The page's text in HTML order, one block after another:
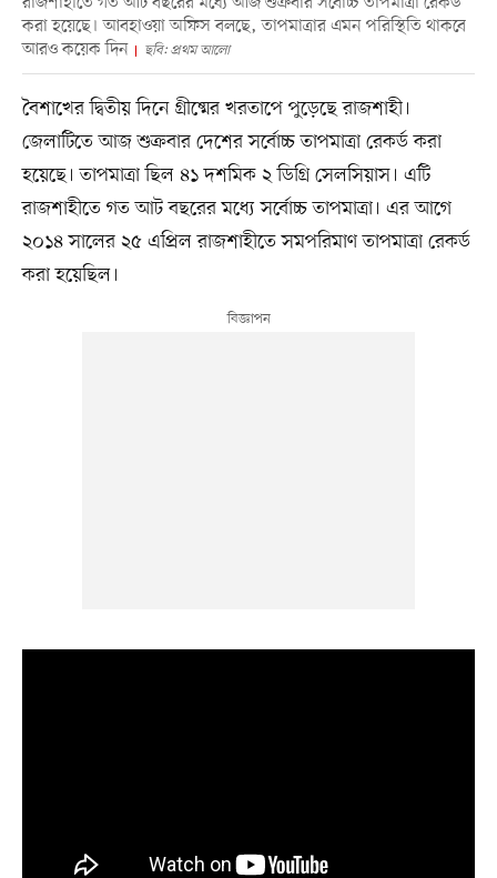
করা হয়েছে। আবহাওয়া অফিস বলছে, তাপমাত্রার এমন পরিস্থিতি থাকবে
আরও কয়েক দিন
ছবি: প্রথম আলো
বৈশাখের দ্বিতীয় দিনে গ্রীষ্মের খরতাপে পুড়েছে রাজশাহী।
জেলাটিতে আজ শুক্রবার দেশের সর্বোচ্চ তাপমাত্রা রেকর্ড করা
হয়েছে। তাপমাত্রা ছিল ৪১ দশমিক ২ ডিগ্রি সেলসিয়াস। এটি
রাজশাহীতে গত আট বছরের মধ্যে সর্বোচ্চ তাপমাত্রা। এর আগে
২০১৪ সালের ২৫ এপ্রিল রাজশাহীতে সমপরিমাণ তাপমাত্রা রেকর্ড
করা হয়েছিল।